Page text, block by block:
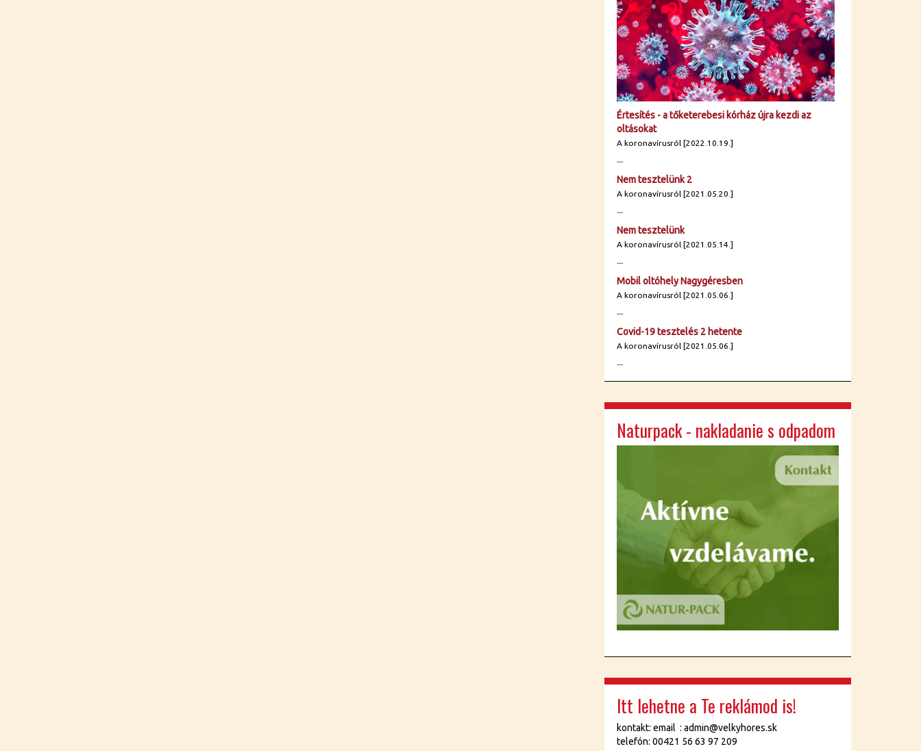
Értesítés - a tőketerebesi kórház újra kezdi az
oltásokat
A koronavírusról [2022.10.19.]
...
Nem tesztelünk 2
A koronavírusról [2021.05.20.]
...
Nem tesztelünk
A koronavírusról [2021.05.14.]
...
Mobil oltóhely Nagygéresben
A koronavírusról [2021.05.06.]
...
Covid-19 tesztelés 2 hetente
A koronavírusról [2021.05.06.]
...
Naturpack - nakladanie s odpadom
Itt lehetne a Te reklámod is!
kontakt: email : admin@velkyhores.sk
telefón: 00421 56 63 97 209